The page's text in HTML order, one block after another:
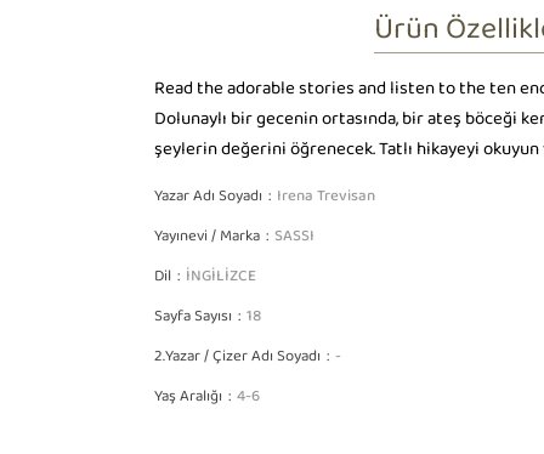
Ürün
Read the adorable stories and listen to the ten
Dolunaylı bir gecenin ortasında, bir ateş böceği
şeylerin değerini öğrenecek. Tatlı hikayeyi
Yazar Adı Soyadı Irena Trevisan
Yayınevi / Marka SASSI
Dil İNGİLİZCE
Sayfa Sayısı 18
2.Yazar / Çizer Adı Soyadı -
Yaş Aralığı 4-6